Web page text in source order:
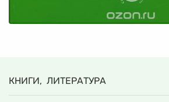
КНИГИ, ЛИТЕРАТУРА